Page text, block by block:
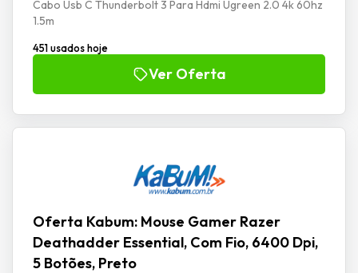
Cabo Usb C Thunderbolt 3 Para Hdmi Ugreen 2.0 4k 60hz
1.5m
451 usados hoje
Ver Oferta
Oferta Kabum: Mouse Gamer Razer
Deathadder Essential, Com Fio, 6400 Dpi,
5 Botões, Preto